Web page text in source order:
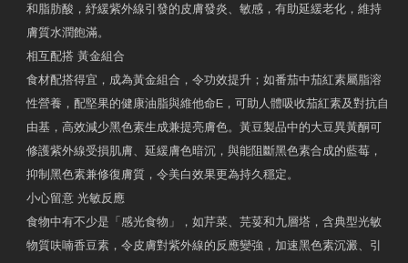
和脂肪酸，紓緩紫外線引發的皮膚發炎、敏感，有助延緩老化，維持
膚質水潤飽滿。
相互配搭 黃金組合
食材配搭得宜，成為黃金組合，令功效提升；如番茄中茄紅素屬脂溶
性營養，配堅果的健康油脂與維他命E，可助人體吸收茄紅素及對抗自
由基，高效減少黑色素生成兼提亮膚色。黃豆製品中的大豆異黃酮可
修護紫外線受損肌膚、延緩膚色暗沉，與能阻斷黑色素合成的藍莓，
抑制黑色素兼修復膚質，令美白效果更為持久穩定。
小心留意 光敏反應
食物中有不少是「感光食物」，如芹菜、芫荽和九層塔，含典型光敏
物質呋喃香豆素，令皮膚對紫外線的反應變強，加速黑色素沉澱、引